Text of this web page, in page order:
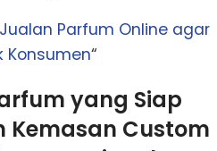
Parfum Online agar
Konsumen“
yang Siap
Kemasan Custom